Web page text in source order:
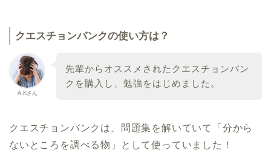
クエスチョンバンクの使い方は？
A.Kさん
先輩からオススメされたクエスチョンバン
クを購入し、勉強をはじめました。
クエスチョンバンクは、
問題集を解いていて「分から
ないところを調べる物」として使っていま した！